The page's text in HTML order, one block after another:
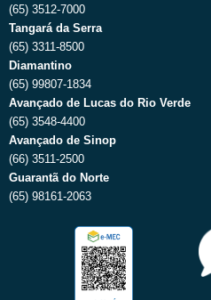
(65) 3512-7000
Tangará da Serra
(65) 3311-8500
Diamantino
(65) 99807-1834
Avançado de Lucas do Rio Verde
(65) 3548-4400
Avançado de Sinop
(66) 3511-2500
Guarantã do Norte
(65) 98161-2063